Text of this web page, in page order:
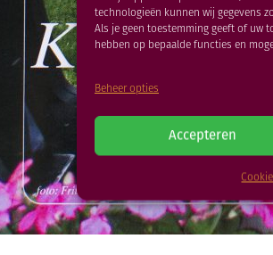
technologieën kunnen wij gegevens
Als je geen toestemming geeft of uw
hebben op bepaalde functies en
Beheer opties
Accepteren